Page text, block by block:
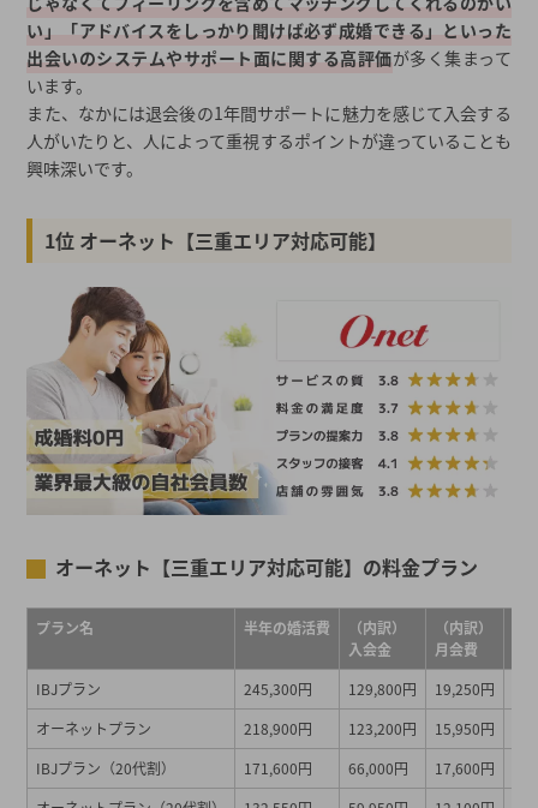
三重県の男女・年齢別平均年収
三重県の職業別平均年収《男性》
三重県の職業別平均年収《女性》
2026年夏の最新キャンペーン
都道府県から結婚相談所を探す
結婚相談所一覧から結婚相談所を探す
い」「アドバイスをしっかり聞けば必ず成婚できる」といった
出会いのシステムやサポート面に関する高評価が多く集まって
います。
また、なかには退会後の1年間サポートに魅力を感じて入会する
人がいたりと、人によって重視するポイントが違っていることも
興味深いです。
1位 オーネット【三重エリア対応可能】
オーネット【三重エリア対応可能】の料金プラン
プラン名 半年の婚活費
（内訳）
入会金
（内訳）
月会費
IBJプラン
245,300円 129,800円 19,250円
オーネットプラン
218,900円 123,200円 15,950円
IBJプラン（20代割）
171,600円 66,000円 17,600円